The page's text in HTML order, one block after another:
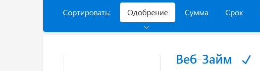
Сортировать: Одобрение Сумма Срок
Веб-Займ